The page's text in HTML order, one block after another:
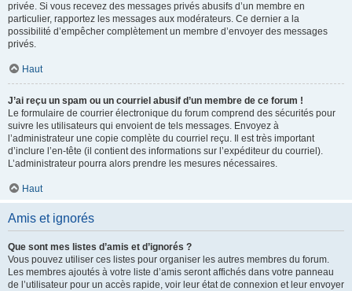
privée. Si vous recevez des messages privés abusifs d’un membre en
particulier, rapportez les messages aux modérateurs. Ce dernier a la
possibilité d’empêcher complètement un membre d’envoyer des messages
privés.
Haut
J’ai reçu un spam ou un courriel abusif d’un membre de ce forum !
Le formulaire de courrier électronique du forum comprend des sécurités pour
suivre les utilisateurs qui envoient de tels messages. Envoyez à
l’administrateur une copie complète du courriel reçu. Il est très important
d’inclure l’en-tête (il contient des informations sur l’expéditeur du courriel).
L’administrateur pourra alors prendre les mesures nécessaires.
Haut
Amis et ignorés
Que sont mes listes d’amis et d’ignorés ?
Vous pouvez utiliser ces listes pour organiser les autres membres du forum.
Les membres ajoutés à votre liste d’amis seront affichés dans votre panneau
de l’utilisateur pour un accès rapide, voir leur état de connexion et leur envoyer